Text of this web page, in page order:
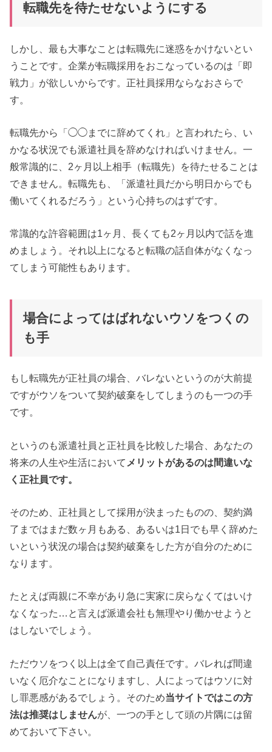
転職先を待たせないようにする
しかし、最も大事なことは転職先に迷惑をかけないとい
うことです。企業が転職採用をおこなっているのは「即
戦力」が欲しいからです。正社員採用ならなおさらで
す。
転職先から「◯◯までに辞めてくれ」と言われたら、い
かなる状況でも派遣社員を辞めなければいけません。一
般常識的に、2ヶ月以上相手（転職先）を待たせることは
できません。転職先も、「派遣社員だから明日からでも
働いてくれるだろう」という心持ちのはずです。
常識的な許容範囲は1ヶ月、長くても2ヶ月以内で話を進
めましょう。それ以上になると転職の話自体がなくなっ
てしまう可能性もあります。
場合によってはばれないウソをつくの
も手
もし転職先が正社員の場合、バレないというのが大前提
ですがウソをついて契約破棄をしてしまうのも一つの手
です。
というのも派遣社員と正社員を比較した場合、あなたの
将来の人生や生活において メリットがあるのは間違いな
く正社員です。
そのため、正社員として採用が決まったものの、契約満
了まではまだ数ヶ月もある、あるいは1日でも早く辞めた
いという状況の場合は契約破棄をした方が自分のために
なります。
たとえば両親に不幸があり急に実家に戻らなくてはいけ
なくなった…と言えば派遣会社も無理やり働かせようと
はしないでしょう。
ただウソをつく以上は全て自己責任です。バレれば間違
いなく厄介なことになりますし、人によってはウソに対
し罪悪感があるでしょう。そのため当サイトではこの方
法は推奨はしませんが、一つの手として頭の片隅には留
めておいて下さい。